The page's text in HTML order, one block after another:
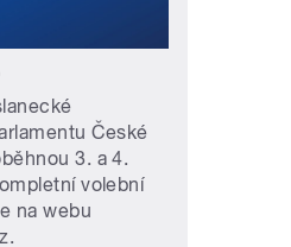
České
3. a 4.
volební
na webu